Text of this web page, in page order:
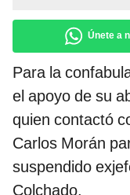
Únete a
Para la
el apoyo de su
quien contactó
Carlos Morán
suspendido
Colchado.